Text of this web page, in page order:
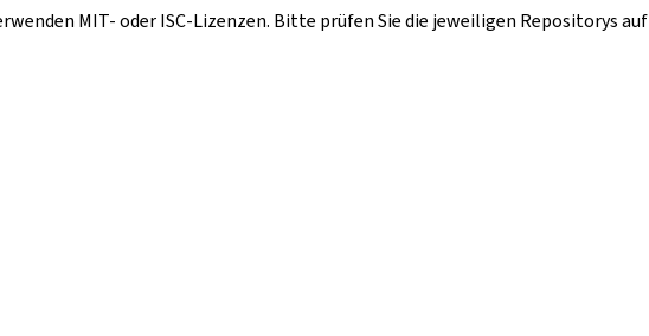
MIT- oder ISC-Lizenzen. Bitte prüfen Sie die jeweiligen Repositorys auf